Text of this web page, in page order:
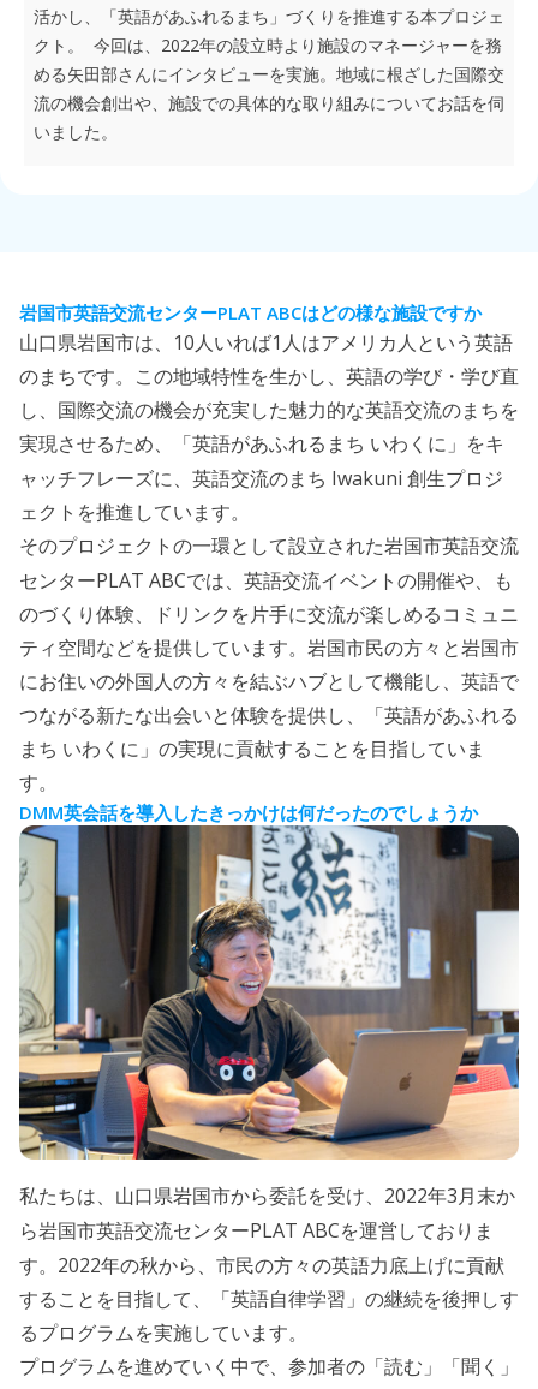
活かし、「英語があふれるまち」づくりを推進する本プロジェ
クト。 今回は、 2022年の設立時より施設のマネージャーを務
める矢田部さんにインタビューを実施。地域に根ざした国際交
流の機会創出や、施設での具体的な取り組みについてお話を伺
いました。
岩国市英語交流センターPLAT ABCはどの様な施設ですか
山口県岩国市は、
10 人いれば1 人はアメリカ人という英語
のまちです。この地域特性を生かし、英語の学び・学び直
し、国際交流の機会が充実した魅力的な英語交流のまちを
実現させるため、「英語があふれるまち いわくに」をキ
ャッチフレーズに、英語交流のまち Iwakuni 創生プロジ
ェクトを推進しています。
そのプロジェクトの一環として設立された岩国市英語交流
センターPLAT ABCでは、英語交流イベントの開催や、も
のづくり体験、ドリンクを片手に交流が楽しめるコミュニ
ティ空間などを提供しています。岩国市民の方々と岩国市
にお住いの外国人の方々を結ぶハブとして機能し、英語で
つながる新たな出会いと体験を提供し、「英語があふれる
まち いわくに」の実現に貢献することを目指していま
す。
DMM英会話を導入したきっかけは何だったのでしょうか
私たちは、山口県岩国市から委託を受け、 2022年3 月末か
ら岩国市英語交流センターPLAT ABCを運営しておりま
す。 2022年の秋から、市民の方々の英語力底上げに貢献
することを目指して、「英語自律学習」の継続を後押しす
るプログラムを実施しています。
プログラムを進めていく中で、参加者の「読む」「聞く」